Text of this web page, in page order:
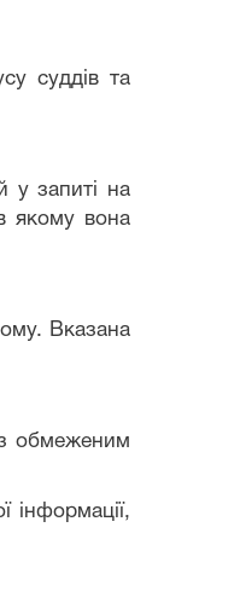
суддів та
у запиті на
якому вона
Вказана
з обмеженим
інформації,